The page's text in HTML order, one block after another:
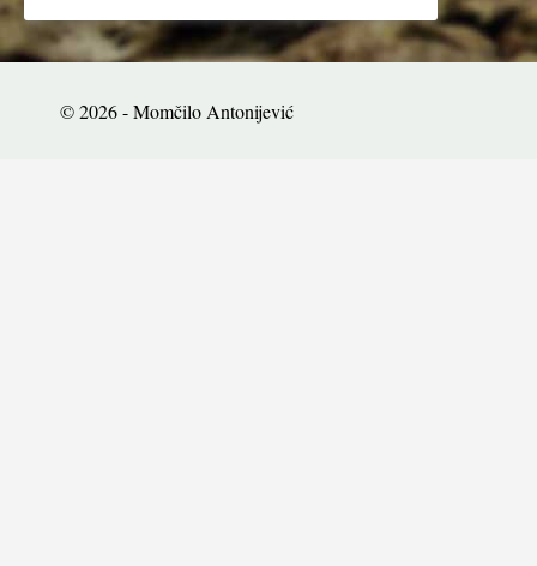
© 2026 - Momčilo Antonijević